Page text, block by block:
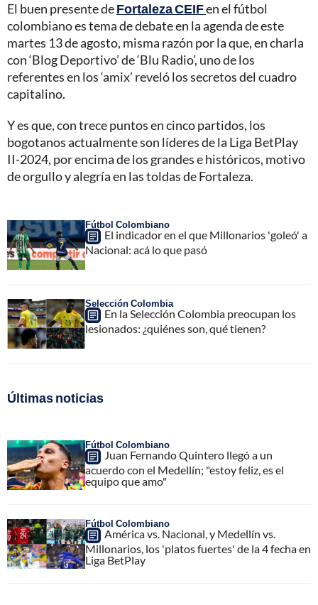
El buen presente deFortaleza CEIFen el fútbol
colombiano es tema de debate en la agenda de este
martes 13 de agosto, misma razón por la que, en charla
con ‘Blog Deportivo’ de ‘Blu Radio’, uno de los
referentes en los ‘amix’ reveló los secretos del cuadro
capitalino.
Y es que, con trece puntos en cinco partidos, los
bogotanos actualmente son líderes de la Liga BetPlay
II-2024, por encima de los grandes e históricos, motivo
de orgullo y alegría en las toldas de Fortaleza.
Fútbol Colombiano
El indicador en el que Millonarios 'goleó' a
Nacional: acá lo que pasó
Selección Colombia
En la Selección Colombia preocupan los
lesionados: ¿quiénes son, qué tienen?
Últimas noticias
Fútbol Colombiano
Juan Fernando Quintero llegó a un
acuerdo con el Medellín; "estoy feliz, es el
equipo que amo"
Fútbol Colombiano
América vs. Nacional, y Medellín vs.
Millonarios, los 'platos fuertes' de la 4 fecha en
Liga BetPlay